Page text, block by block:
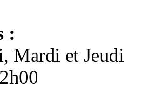
:
Mardi et Jeudi